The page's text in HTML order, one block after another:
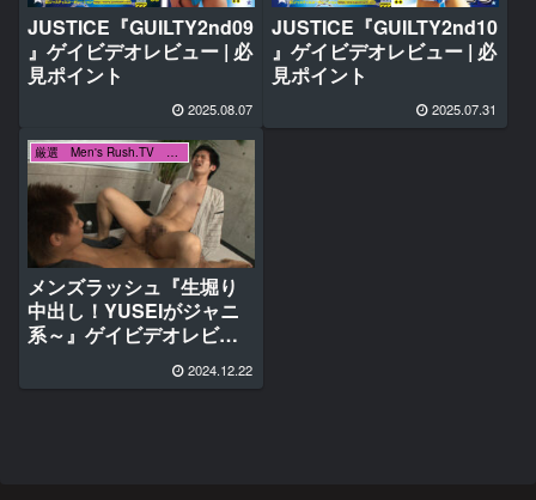
JUSTICE『GUILTY2nd09
』ゲイビデオレビュー | 必
見ポイント
2025.08.07
JUSTICE『GUILTY2nd10
』ゲイビデオレビュー | 必
見ポイント
2025.07.31
厳選 Men's Rush.TV メンズラッシュ
メンズラッシュ『生堀り
中出し！YUSEIがジャニ
系～』ゲイビデオレビュ
ー | 必見ポイント♂ 2024.12.22